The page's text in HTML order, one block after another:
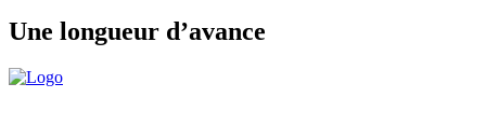
Une longueur d’avance